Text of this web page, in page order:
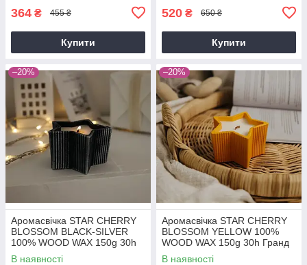
364 ₴ 455 ₴
Купити
520 ₴ 650 ₴
Купити
–20%
Аромасвічка STAR CHERRY
BLOSSOM BLACK-SILVER
100% WOOD WAX 150g 30h
Гранд Презент NAC 1075
В наявності
–20%
Аромасвічка STAR CHERRY
BLOSSOM YELLOW 100%
WOOD WAX 150g 30h Гранд
Презент NAC 1071
В наявності